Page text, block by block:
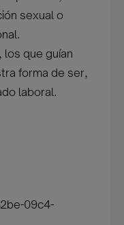
sexual o
que guían
forma de ser,
laboral.
09c4-